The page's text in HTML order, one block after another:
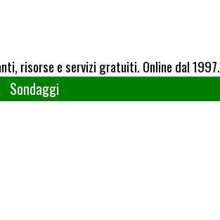
risorse e servizi gratuiti. Online dal 1997.
Sondaggi